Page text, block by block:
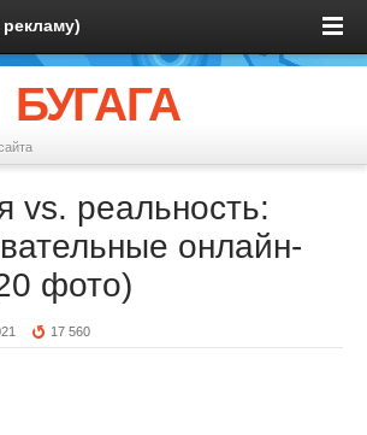
БУГАГА
vs. реальность:
онлайн-
фото)
17 560